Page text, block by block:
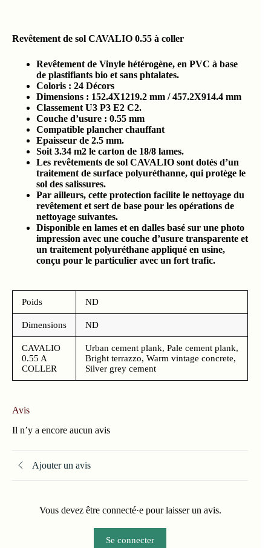
Revêtement de sol CAVALIO 0.55 à coller
Revêtement de Vinyle hétérogène, en PVC à base
de plastifiants bio et sans phtalates.
Coloris : 24 Décors
Dimensions : 152.4X1219.2 mm / 457.2X914.4 mm
Classement U3 P3 E2 C2.
Couche d’usure : 0.55 mm
Compatible plancher chauffant
Epaisseur de 2.5 mm.
Soit 3.34 m2 le carton de 18/8 lames.
Les revêtements de sol CAVALIO sont dotés d’un
traitement de surface polyuréthanne, qui protège le
sol des salissures.
Par ailleurs, cette protection facilite le nettoyage du
revêtement et sert de base pour les opérations de
nettoyage suivantes.
Disponible en lames et en dalles basé sur une photo
impression avec une couche d’usure transparente et
un traitement polyuréthane appliqué en usine,
conçu pour le particulier avec un fort trafic.
Poids ND
Dimensions ND
CAVALIO
0.55 A
COLLER
Urban cement plank, Pale cement plank,
Bright terrazzo, Warm vintage concrete,
Silver grey cement
Avis
Il n’y a encore aucun avis
Ajouter un avis
Vous devez être connecté·e pour laisser un avis.
Se connecter